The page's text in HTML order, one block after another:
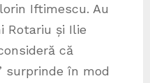
Iftimescu. Au
Rotariu și Ilie
că
surprinde în mod